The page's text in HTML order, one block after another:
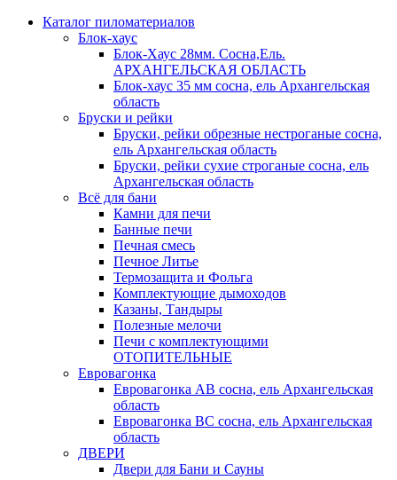
Каталог пиломатериалов
Блок-хаус
Блок-Хаус 28мм. Сосна,Ель.
АРХАНГЕЛЬСКАЯ ОБЛАСТЬ
Блок-хаус 35 мм сосна, ель Архангельская
область
Бруски и рейки
Бруски, рейки обрезные нестроганые сосна,
ель Архангельская область
Бруски, рейки сухие строганые сосна, ель
Архангельская область
Всё для бани
Камни для печи
Банные печи
Печная смесь
Печное Литье
Термозащита и Фольга
Комплектующие дымоходов
Казаны, Тандыры
Полезные мелочи
Печи с комплектующими
ОТОПИТЕЛЬНЫЕ
Евровагонка
Евровагонка АВ сосна, ель Архангельская
область
Евровагонка ВС сосна, ель Архангельская
область
ДВЕРИ
Двери для Бани и Сауны